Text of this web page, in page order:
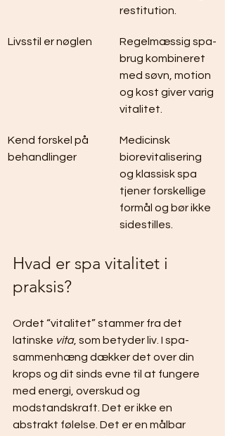
restitution.
Livsstil er nøglen
Regelmæssig spa-
brug kombineret
med søvn, motion
og kost giver varig
vitalitet.
Kend forskel på
behandlinger
Medicinsk
biorevitalisering
og klassisk spa
tjener forskellige
formål og bør ikke
sidestilles.
Hvad er spa vitalitet i
praksis?
Ordet “vitalitet” stammer fra det
latinske vita, som betyder liv. I spa-
sammenhæng dækker det over din
krops og dit sinds evne til at fungere
med energi, overskud og
modstandskraft. Det er ikke en
abstrakt følelse. Det er en målbar